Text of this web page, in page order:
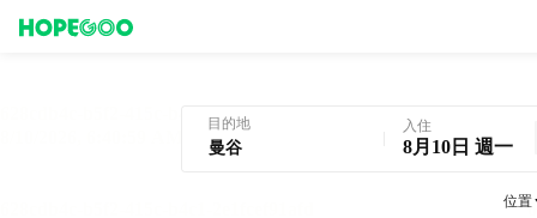
目的地 入住
8月10日 週一
位置